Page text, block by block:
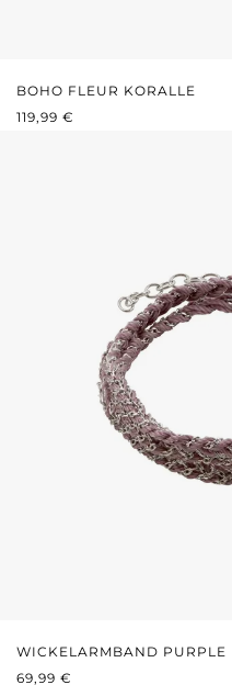
BOHO FLEUR KORALLE
REGULÄRER PREIS:
119,99 €
WICKELARMBAND PURPLE
REGULÄRER PREIS:
69,99 €